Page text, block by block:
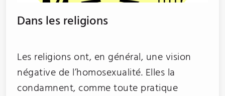
Dans les religions
Les religions ont, en général, une vision
négative de l’homosexualité. Elles la
condamnent, comme toute pratique